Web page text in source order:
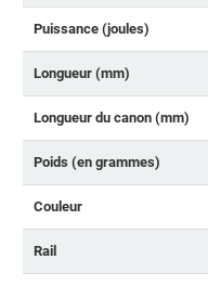
Puissance (joules)
Longueur (mm)
Longueur du canon (mm)
Poids (en grammes)
Couleur
Rail